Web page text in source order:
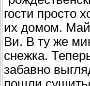
гости просто
их домом.
Ви. В ту же
снежка.
забавно